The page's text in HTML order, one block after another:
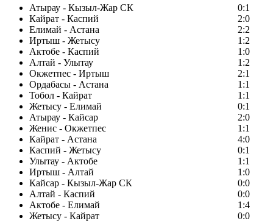
Атырау - Кызыл-Жар СК
0:1
Кайрат - Каспий
2:0
Елимай - Астана
2:2
Иртыш - Жетысу
1:2
Актобе - Каспий
1:0
Алтай - Улытау
1:2
Окжетпес - Иртыш
2:1
Ордабасы - Астана
1:1
Тобол - Кайрат
1:1
Жетысу - Елимай
0:1
Атырау - Кайсар
2:0
Женис - Окжетпес
1:1
Кайрат - Астана
4:0
Каспий - Жетысу
0:1
Улытау - Актобе
1:1
Иртыш - Алтай
1:0
Кайсар - Кызыл-Жар СК
0:0
Алтай - Каспий
0:0
Актобе - Елимай
1:4
Жетысу - Кайрат
0:0